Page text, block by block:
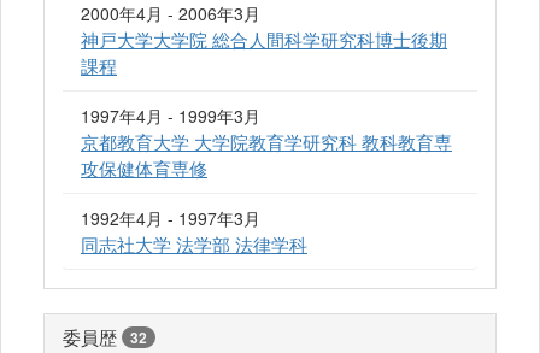
2000年4月 - 2006年3月
神戸大学大学院 総合人間科学研究科博士後期
課程
1997年4月 - 1999年3月
京都教育大学 大学院教育学研究科 教科教育専
攻保健体育専修
1992年4月 - 1997年3月
同志社大学 法学部 法律学科
委員歴 32